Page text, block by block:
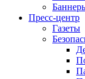
Пресс-центр
Газеты